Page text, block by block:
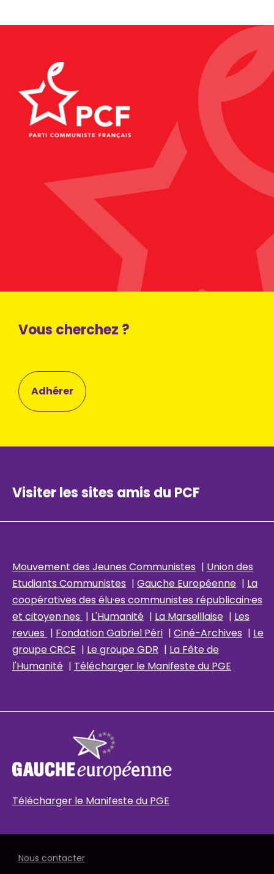
Vous cherchez ?
Adhérer
Visiter les sites amis du PCF
Mouvement des Jeunes Communistes | Union des
Etudiants Communistes | Gauche Européenne | La
coopératives des élu·es communistes républicain·es
et citoyen·nes | L'Humanité | La Marseillaise | Les
revues | Fondation Gabriel Péri | Ciné-Archives | Le
groupe CRCE | Le groupe GDR | La Fête de
l'Humanité | Télécharger le Manifeste du PGE
Télécharger le Manifeste du PGE
Nous contacter